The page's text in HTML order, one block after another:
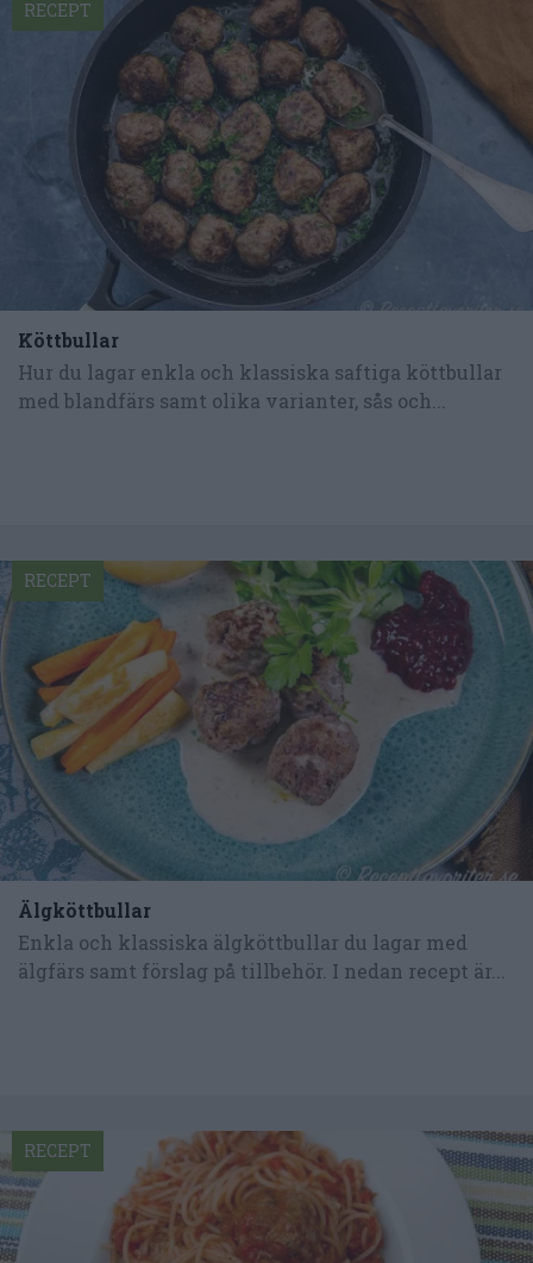
Köttbullar
Hur du lagar enkla och klassiska saftiga köttbullar
med blandfärs samt olika varianter, sås och...
RECEPT
Älgköttbullar
Enkla och klassiska älgköttbullar du lagar med
älgfärs samt förslag på tillbehör. I nedan recept är...
RECEPT
RECEPT